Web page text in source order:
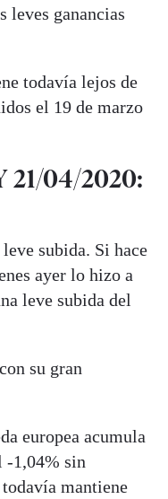
leves ganancias
todavía lejos de
el 19 de marzo
21/04/2020:
subida. Si hace
ayer lo hizo a
leve subida del
su gran
europea acumula
-1,04% sin
mantiene